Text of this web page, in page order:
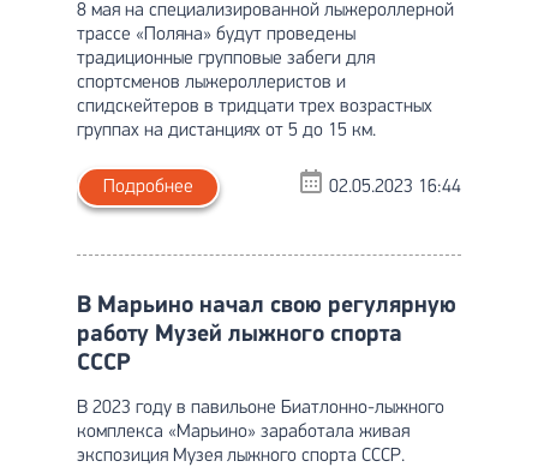
8 мая на специализированной лыжероллерной
трассе «Поляна» будут проведены
традиционные групповые забеги для
спортсменов лыжероллеристов и
спидскейтеров в тридцати трех возрастных
группах на дистанциях от 5 до 15 км.
Подробнее 02.05.2023 16:44
В Марьино начал свою регулярную
работу Музей лыжного спорта
СССР
В 2023 году в павильоне Биатлонно-лыжного
комплекса «Марьино» заработала живая
экспозиция Музея лыжного спорта СССР.